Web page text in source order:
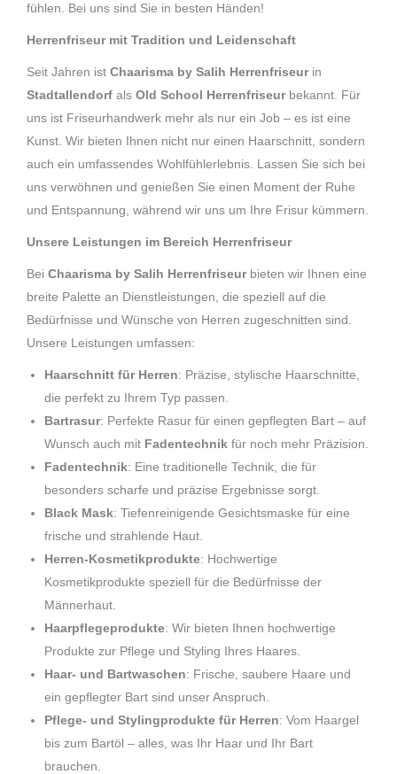
fühlen. Bei uns sind Sie in besten Händen!
Herrenfriseur mit Tradition und Leidenschaft
Seit Jahren ist Chaarisma by Salih Herrenfriseurin
Stadtallendorf als Old School Herrenfriseurbekannt. Für
uns ist Friseurhandwerk mehr als nur ein Job – es ist eine
Kunst. Wir bieten Ihnen nicht nur einen Haarschnitt, sondern
auch ein umfassendes Wohlfühlerlebnis. Lassen Sie sich bei
uns verwöhnen und genießen Sie einen Moment der Ruhe
und Entspannung, während wir uns um Ihre Frisur kümmern.
Unsere Leistungen im Bereich Herrenfriseur
Bei Chaarisma by Salih Herrenfriseurbieten wir Ihnen eine
breite Palette an Dienstleistungen, die speziell auf die
Bedürfnisse und Wünsche von Herren zugeschnitten sind.
Unsere Leistungen umfassen:
Haarschnitt für Herren: Präzise, stylische Haarschnitte,
die perfekt zu Ihrem Typ passen.
Bartrasur: Perfekte Rasur für einen gepflegten Bart – auf
Wunsch auch mit Fadentechnik für noch mehr Präzision.
Fadentechnik: Eine traditionelle Technik, die für
besonders scharfe und präzise Ergebnisse sorgt.
Black Mask: Tiefenreinigende Gesichtsmaske für eine
frische und strahlende Haut.
Herren-Kosmetikprodukte: Hochwertige
Kosmetikprodukte speziell für die Bedürfnisse der
Männerhaut.
Haarpflegeprodukte: Wir bieten Ihnen hochwertige
Produkte zur Pflege und Styling Ihres Haares.
Haar- und Bartwaschen: Frische, saubere Haare und
ein gepflegter Bart sind unser Anspruch.
Pflege- und Stylingprodukte für Herren: Vom Haargel
bis zum Bartöl – alles, was Ihr Haar und Ihr Bart
brauchen.